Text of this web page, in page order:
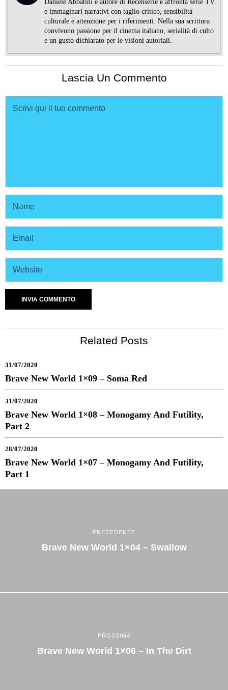
Daniele Abbatini è autore di Recenserie e affronta serie TV
e immaginari narrativi con taglio critico, sensibilità
culturale e attenzione per i riferimenti. Nella sua scrittura
convivono passione per il cinema italiano, serialità di culto
e un gusto dichiarato per le visioni autoriali.
Lascia Un Commento
Related Posts
31/07/2020
Brave New World 1×09 – Soma Red
31/07/2020
Brave New World 1×08 – Monogamy And Futility,
Part 2
28/07/2020
Brave New World 1×07 – Monogamy And Futility,
Part 1
PRECEDENTE
Brave New World 1×04 – Swallow
PROSSIMA
Brave New World 1×06 – In The Dirt